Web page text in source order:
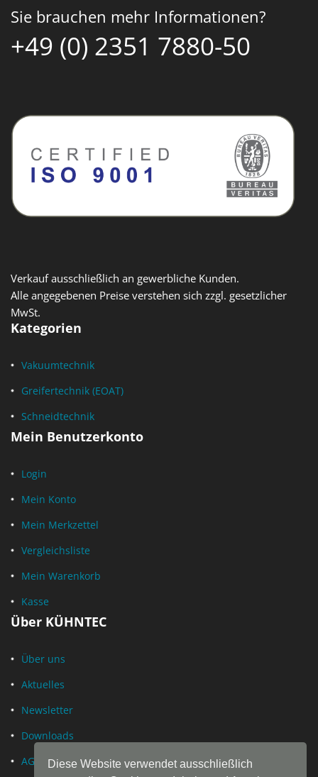
Diese Website verwendet ausschließlich
Sie brauchen mehr Informationen?
+49 (0) 2351 7880-50
Verkauf ausschließlich an gewerbliche Kunden.
Alle angegebenen Preise verstehen sich zzgl. gesetzlicher
MwSt.
Kategorien
Vakuumtechnik
Greifertechnik (EOAT)
Schneidtechnik
Mein Benutzerkonto
Login
Mein Konto
Mein Merkzettel
Vergleichsliste
Mein Warenkorb
Kasse
Über KÜHNTEC
Über uns
Aktuelles
Newsletter
Downloads
AGB